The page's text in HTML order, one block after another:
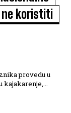
ne koristiti
provedu u
kajakarenje,...